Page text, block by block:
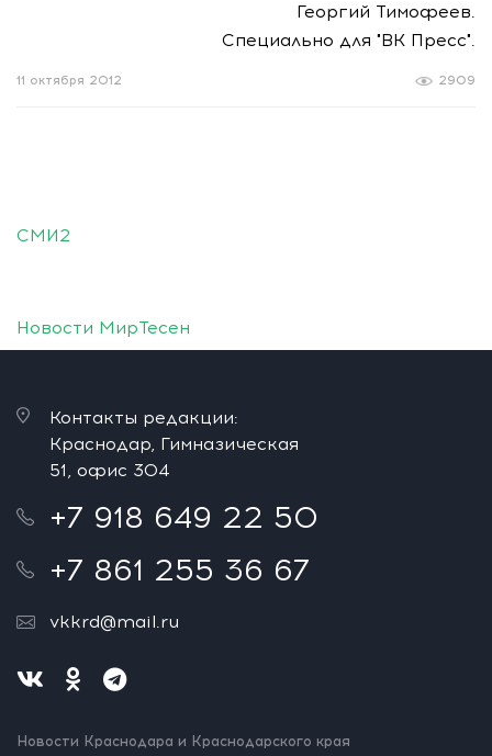
Георгий Тимофеев.
Специально для "ВК Пресс".
2909
11 октября 2012
СМИ2
Новости МирТесен
Контакты редакции:
Краснодар, Гимназическая
51, офис 304
+7 918 649 22 50
+7 861 255 36 67
vkkrd@mail.ru
Новости Краснодара и Краснодарского края